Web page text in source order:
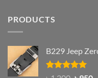
PRODUCTS
B229 Jeep
Rated4.92